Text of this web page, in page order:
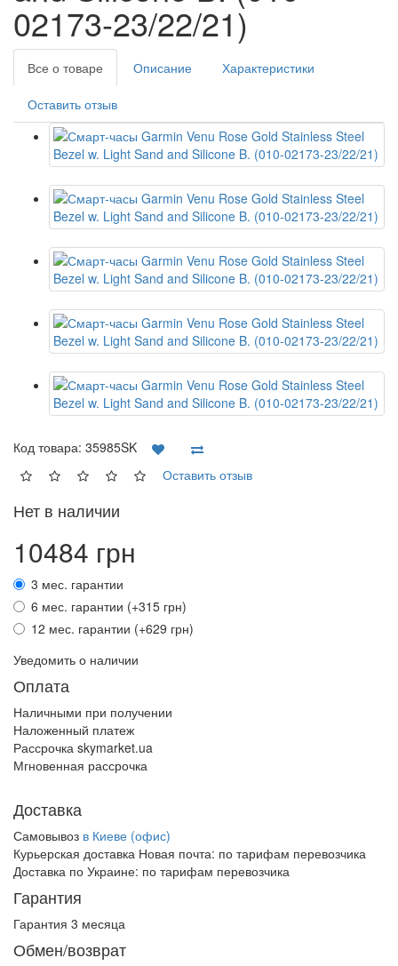
02173-23/22/21)
Все о товаре Описание Характеристики
Оставить отзыв
Код товара: 35985SK
Оставить отзыв
Нет в наличии
10484 грн
3 мес. гарантии
6 мес. гарантии (+315 грн)
12 мес. гарантии (+629 грн)
Уведомить о наличии
Оплата
Наличными при получении
Наложенный платеж
Рассрочка skymarket.ua
Мгновенная рассрочка
Доставка
Самовывоз в Киеве (офис)
Курьерская доставка Новая почта: по тарифам перевозчика
Доставка по Украине: по тарифам перевозчика
Гарантия
Гарантия 3 месяца
Обмен/возврат